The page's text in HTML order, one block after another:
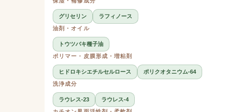
グリセリン
ラフィノース
油剤・オイル
トウツバキ種子油
ポリマー・皮膜形成・増粘剤
ヒドロキシエチルセルロース
ポリクオタニウム-64
洗浄成分
ラウレス-23
ラウレス-4